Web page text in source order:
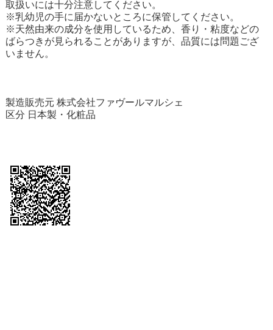
取扱いには十分注意してください。
※乳幼児の手に届かないところに保管してください。
※天然由来の成分を使用しているため、香り・粘度などの
ばらつきが見られることがありますが、品質には問題ござ
いません。
製造販売元 株式会社ファヴールマルシェ
区分 日本製・化粧品